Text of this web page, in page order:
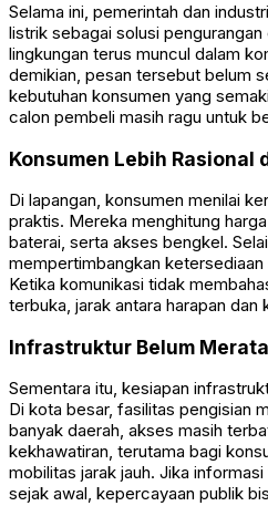
Selama ini, pemerintah dan
listrik sebagai solusi pengurangan
lingkungan terus muncul dalam
demikian, pesan tersebut belum
kebutuhan konsumen yang
calon pembeli masih ragu untuk
Konsumen Lebih Rasional
Di lapangan, konsumen menilai
praktis. Mereka menghitung
baterai, serta akses bengkel.
mempertimbangkan ketersediaan
Ketika komunikasi tidak
terbuka, jarak antara harapan dan
Infrastruktur Belum Merata
Sementara itu, kesiapan
Di kota besar, fasilitas pengisian
banyak daerah, akses masih
kekhawatiran, terutama bagi
mobilitas jarak jauh. Jika
sejak awal, kepercayaan publik